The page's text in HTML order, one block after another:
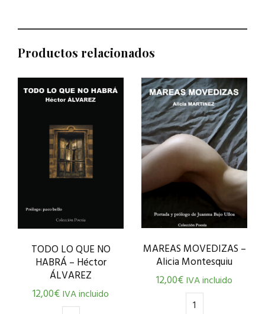
Productos relacionados
TODO LO QUE NO
HABRÁ – Héctor
ÁLVAREZ
12,00€IVA incluido
MAREAS MOVEDIZAS –
Alicia Montesquiu
12,00€IVA incluido